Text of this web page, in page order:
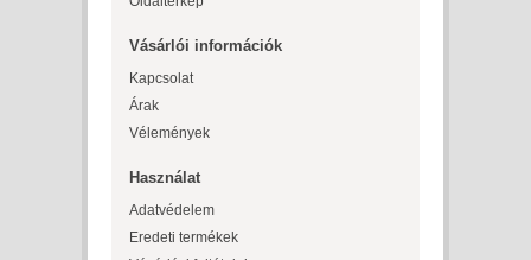
Vásárlói információk
Kapcsolat
Árak
Vélemények
Használat
Adatvédelem
Eredeti termékek